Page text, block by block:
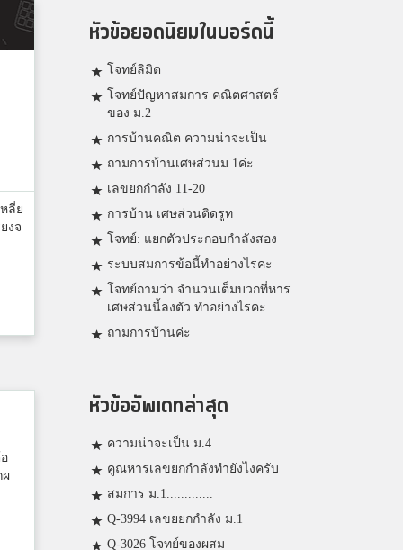
ลี่ย
งจ
หัวข้อยอดนิยมในบอร์ดนี้
โจทย์ลิมิต
โจทย์ปัญหาสมการ คณิตศาสตร์
ของ ม.2
การบ้านคณิต ความน่าจะเป็น
ถามการบ้านเศษส่วนม.1ค่ะ
เลขยกกำลัง 11-20
การบ้าน เศษส่วนติดรูท
โจทย์: แยกตัวประกอบกำลังสอง
ระบบสมการข้อนี้ทำอย่างไรคะ
โจทย์ถามว่า จำนวนเต็มบวกที่หาร
เศษส่วนนี้ลงตัว ทำอย่างไรคะ
ถามการบ้านค่ะ
หัวข้ออัพเดทล่าสุด
ความน่าจะเป็น ม.4
คูณหารเลขยกกำลังทำยังไงครับ
สมการ ม.1.............
Q-3994 เลขยยกกำลัง ม.1
Q-3026 โจทย์ของผสม